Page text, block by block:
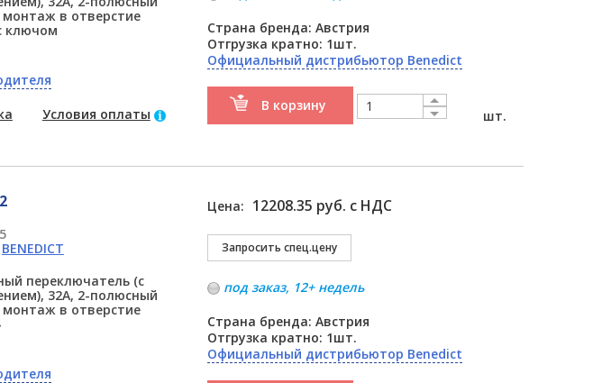
в отверстие
ключом
Условия оплаты
Страна бренда: Австрия
Отгрузка кратно: 1шт.
Официальный дистрибьютор Benedict
В корзину
шт.
BENEDICT
переключатель (с
32А, 2-полюсный
в отверстие
Цена: 12208.35 руб. с НДС
под заказ, 12+ недель
Страна бренда: Австрия
Отгрузка кратно: 1шт.
Официальный дистрибьютор Benedict